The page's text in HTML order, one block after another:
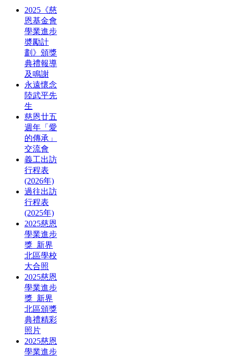
2025《慈
恩基金會
學業進步
奬勵計
劃》頒獎
典禮報導
及鳴謝
永遠懷念
陸武平先
生
慈恩廿五
週年「愛
的傳承」
交流會
義工出訪
行程表
(2026年)
過往出訪
行程表
(2025年)
2025慈恩
學業進步
獎_新界
北區學校
大合照
2025慈恩
學業進步
獎_新界
北區頒獎
典禮精彩
照片
2025慈恩
學業進步